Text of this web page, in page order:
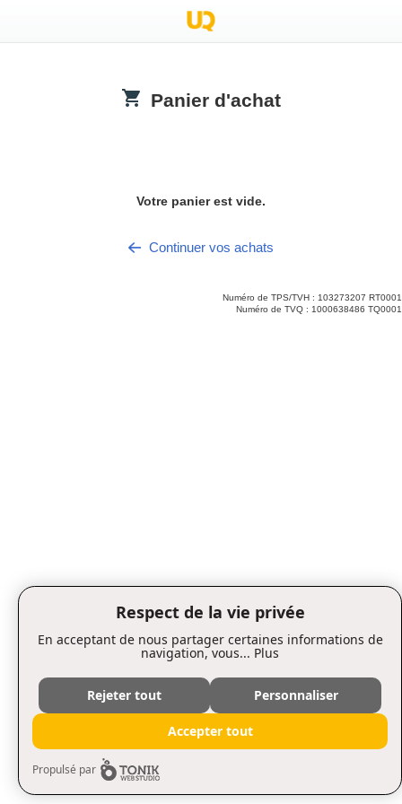
Panier d'achat
Votre panier est vide.
Continuer vos achats
Numéro de TPS/TVH : 103273207 RT0001
Numéro de TVQ : 1000638486 TQ0001
Respect de la vie privée
En acceptant de nous partager certaines informations de
navigation, vous... Plus
Rejeter tout Personnaliser
Accepter tout
Propulsé par